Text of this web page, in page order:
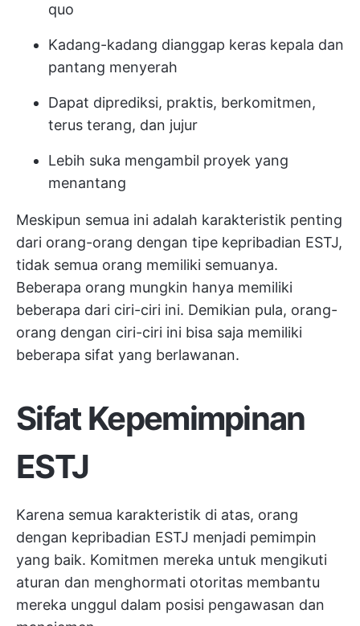
quo
Kadang-kadang dianggap keras kepala dan
pantang menyerah
Dapat diprediksi, praktis, berkomitmen,
terus terang, dan jujur
Lebih suka mengambil proyek yang
menantang
Meskipun semua ini adalah karakteristik penting
dari orang-orang dengan tipe kepribadian ESTJ,
tidak semua orang memiliki semuanya.
Beberapa orang mungkin hanya memiliki
beberapa dari ciri-ciri ini. Demikian pula, orang-
orang dengan ciri-ciri ini bisa saja memiliki
beberapa sifat yang berlawanan.
Sifat Kepemimpinan
ESTJ
Karena semua karakteristik di atas, orang
dengan kepribadian ESTJ menjadi pemimpin
yang baik. Komitmen mereka untuk mengikuti
aturan dan menghormati otoritas membantu
mereka unggul dalam posisi pengawasan dan